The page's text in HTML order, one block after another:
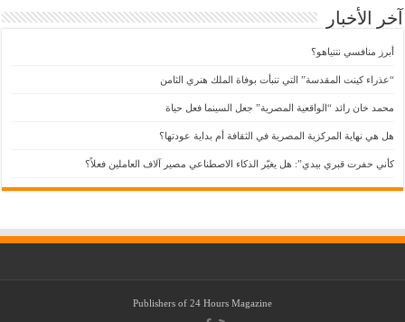
آخر الأخبار
أبرز منافسي نتنياهو؟
“عذراء كينت المقدسة” التي تنبأت بوفاة الملك هنري الثامن
محمد خان رائد “الواقعية المصرية” جعل السينما فعل حياة
هل هي نهاية المركزية المصرية في الثقافة أم بداية عودتها؟
كأني حفرت قبري بيدي”: هل يغيّر الذكاء الاصطناعي مصير آلاف العاملين فعلاً؟
Publishers of 24 Hours Magazine